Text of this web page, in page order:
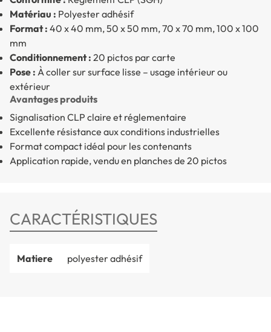
Matériau : Polyester adhésif
Format : 40 x 40 mm, 50 x 50 mm, 70 x 70 mm, 100 x 100
mm
Conditionnement : 20 pictos par carte
Pose : À coller sur surface lisse – usage intérieur ou
extérieur
Avantages produits
Signalisation CLP claire et réglementaire
Excellente résistance aux conditions industrielles
Format compact idéal pour les contenants
Application rapide, vendu en planches de 20 pictos
CARACTÉRISTIQUES
Matiere polyester adhésif